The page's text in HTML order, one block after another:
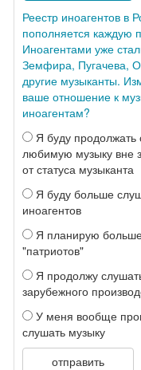
Реестр иноагентов в
пополняется каждую
Иноагентами уже
Земфира, Пугачева,
другие музыканты.
ваше отношение к
иноагентам?
Я буду продолжать
любимую музыку вне
от статуса музыканта
Я буду больше
иноагентов
Я планирую
"патриотов"
Я продолжу
зарубежного
У меня вообще
слушать музыку
отправить